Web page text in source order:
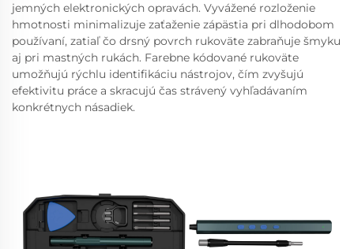
jemných elektronických opravách. Vyvážené rozloženie
hmotnosti minimalizuje zaťaženie zápästia pri dlhodobom
používaní, zatiaľ čo drsný povrch rukoväte zabraňuje šmyku
aj pri mastných rukách. Farebne kódované rukoväte
umožňujú rýchlu identifikáciu nástrojov, čím zvyšujú
efektivitu práce a skracujú čas strávený vyhľadávaním
konkrétnych násadiek.